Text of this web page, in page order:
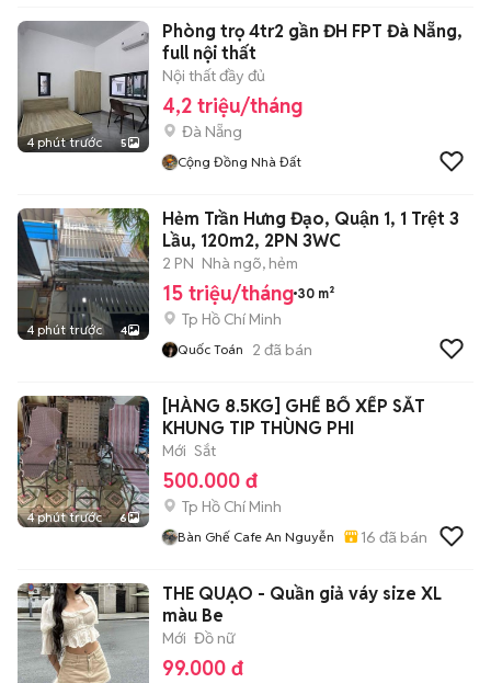
4 phút trước 5
Phòng trọ 4tr2 gần ĐH FPT Đà Nẵng,
full nội thất
Nội thất đầy đủ
4,2 triệu/tháng
Đà Nẵng
Cộng Đồng Nhà Đất
4 phút trước 4
Hẻm Trần Hưng Đạo, Quận 1, 1 Trệt 3
Lầu, 120m2, 2PN 3WC
2 PN Nhà ngõ, hẻm
15 triệu/tháng 30 m²
Tp Hồ Chí Minh
Quốc Toán 2 đã bán
4 phút trước 6
[HÀNG 8.5KG] GHẾ BỐ XẾP SẮT
KHUNG TIP THÙNG PHI
Mới Sắt
500.000 đ
Tp Hồ Chí Minh
Bàn Ghế Cafe An Nguyễn 16 đã bán
THE QUẠO - Quần giả váy size XL
màu Be
Mới Đồ nữ
99.000 đ